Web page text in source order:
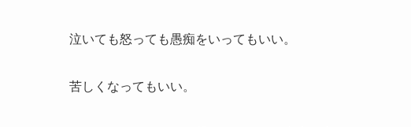
泣いても怒っても愚痴をいってもいい。
苦しくなってもいい。